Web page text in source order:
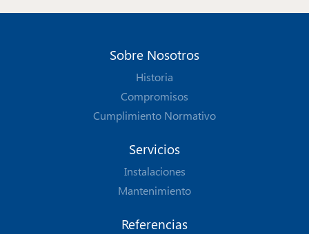
Sobre Nosotros
Historia
Compromisos
Cumplimiento Normativo
Servicios
Instalaciones
Mantenimiento
Referencias